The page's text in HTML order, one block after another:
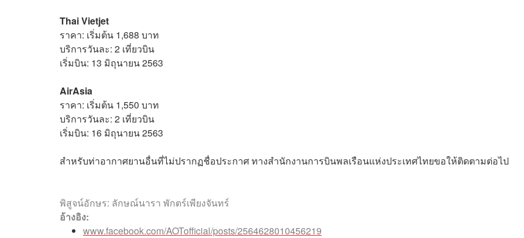
Thai Vietjet
ราคา: เริ่มต้น 1,688 บาท
บริการวันละ: 2 เที่ยวบิน
เริ่มบิน: 13 มิถุนายน 2563
AirAsia
ราคา: เริ่มต้น 1,550 บาท
บริการวันละ: 2 เที่ยวบิน
เริ่มบิน: 16 มิถุนายน 2563
สำหรับท่าอากาศยานอื่นที่ไม่ปรากฏชื่อประกาศ ทางสำนักงานการบินพลเรือนแห่งประเทศไทยขอให้ติดตามต่อไป
พิสูจน์อักษร: ลักษณ์นารา พักตร์เพียงจันทร์
อ้างอิง:
www.facebook.com/AOTofficial/posts/2564628010456219